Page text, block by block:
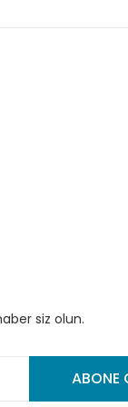
siz olun.
ABONE